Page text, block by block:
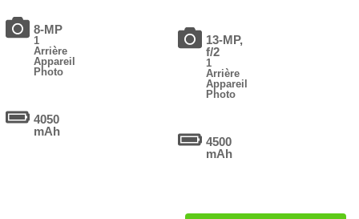
8-MP
1
Arrière
Appareil
Photo
4050
mAh
13-MP,
f/2
1
Arrière
Appareil
Photo
4500
mAh